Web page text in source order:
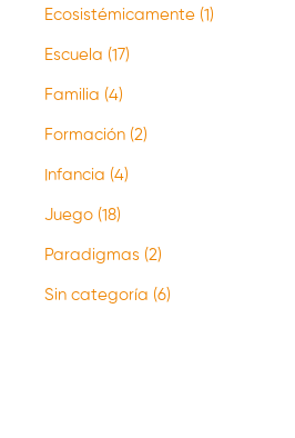
Ecosistémicamente (1)
Escuela (17)
Familia (4)
Formación (2)
Infancia (4)
Juego (18)
Paradigmas (2)
Sin categoría (6)